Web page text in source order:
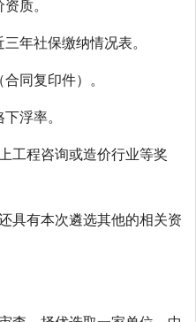
质。
年社保缴纳情况表。
同复印件）。
浮率。
工程咨询或造价行业等奖
具有本次遴选其他的相关资